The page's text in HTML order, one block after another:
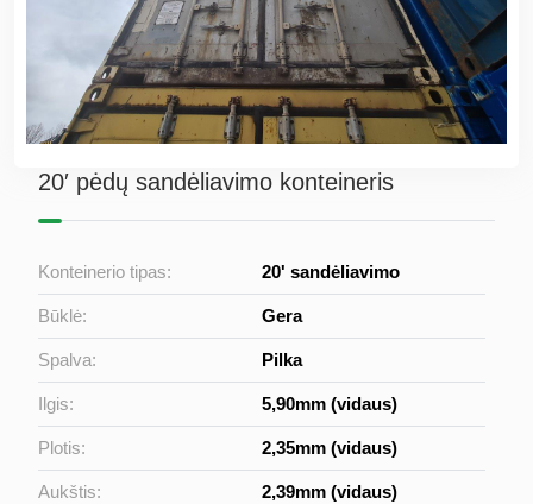
20′ pėdų sandėliavimo konteineris
Konteinerio tipas: 20' sandėliavimo
Būklė: Gera
Spalva: Pilka
Ilgis: 5,90mm (vidaus)
Plotis: 2,35mm (vidaus)
Aukštis: 2,39mm (vidaus)